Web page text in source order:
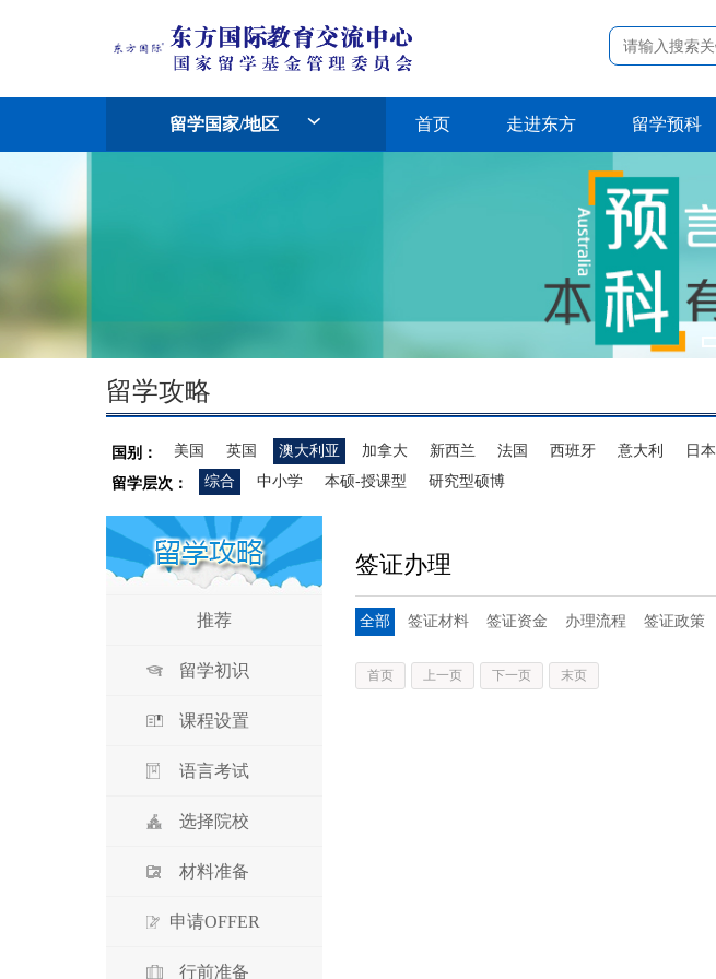
留学国家/地区 首页 走进东方 留学预科
留学攻略
国别： 美国 英国 澳大利亚 加拿大 新西兰 法国 西班牙 意大利 日本
留学层次：
综合 中小学 本硕-授课型 研究型硕博
推荐
留学初识
课程设置
语言考试
选择院校
材料准备
申请OFFER
行前准备
签证办理
全部 签证材料 签证资金 办理流程 签证政策
末页
下一页
上一页
首页